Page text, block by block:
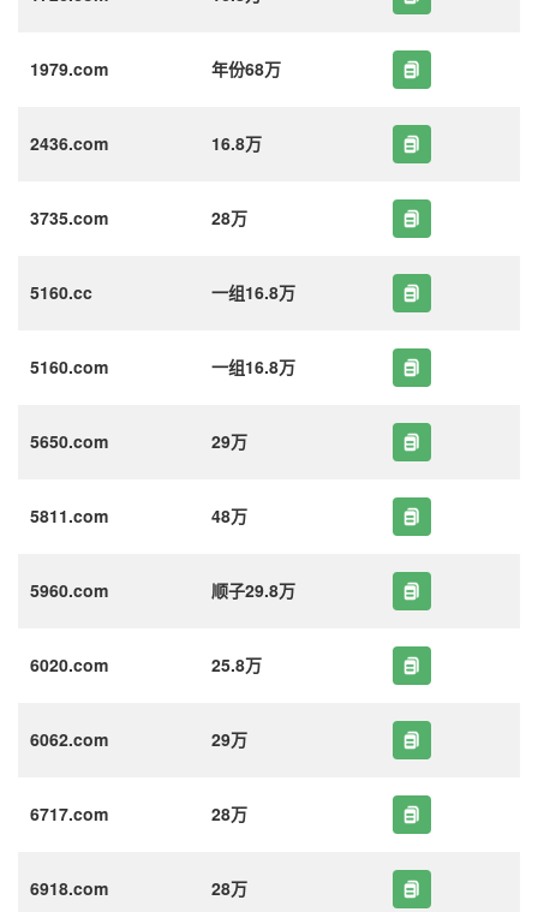
1979.com 年份68万
2436.com 16.8万
3735.com 28万
5160.cc 一组16.8万
5160.com 一组16.8万
5650.com 29万
5811.com 48万
5960.com 顺子29.8万
6020.com 25.8万
6062.com 29万
6717.com 28万
6918.com 28万